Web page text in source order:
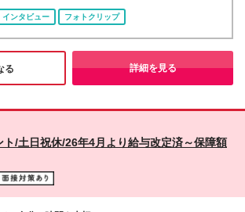
・美容クリニック受付 ・医療事務 ・ホテルフロント
ルです。 「IT業界は難しそう…」と感じる方も
安心ください！ サポート体制が整っており、未経
を十分に考慮のうえ、決定いたします。 ※固定残業代
・通勤手当（上限4万円まで） ・残業代（1分単位で
全額支給） ・資格取得支援 ■昇給：年1回
考慮の上、決定いたします。 ＼＼一部リモート実
！／／ ●首都圏 東京都：新宿／飯田橋／渋谷／
川／大崎／浜松町／大手町／有楽町／赤坂／秋葉原
ど 神奈川県：横浜／みなとみらい／川崎／武蔵小
／溝の口など 千葉県：海浜幕張／西船橋／千葉／
庫県：神戸／三宮／三田など ●九州 福岡県：博多／天
早良／北九州など ★車通勤が可能なプロジェク
トも！ （在宅勤務／在宅ワーク／テレワーク／フ
インタビュー フォトクリップ
る 詳細を見る
ト/土日祝休/26年4月より給与改定済～保障額